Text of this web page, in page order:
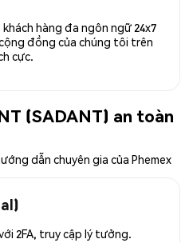
hàng đa ngôn ngữ 24x7
đồng của chúng tôi trên
cực.
(SADANT) an toàn
dẫn chuyên gia của Phemex
2FA, truy cập lý tưởng.